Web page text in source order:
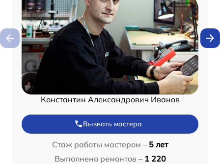
Константин Александрович Иванов
Вызвать мастера
Стаж работы мастером – 5 лет
Выполнено ремонтов – 1 220